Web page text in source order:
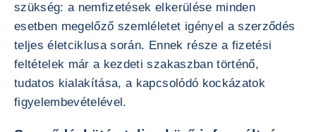
szükség: a nemfizetések elkerülése minden
esetben megelőző szemléletet igényel a szerződés
teljes életciklusa során. Ennek része a fizetési
feltételek már a kezdeti szakaszban történő,
tudatos kialakítása, a kapcsolódó kockázatok
figyelembevételével.